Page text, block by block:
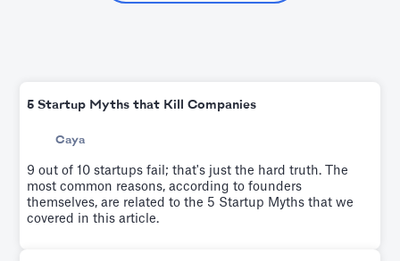
5 Startup Myths that Kill Companies
Caya
9 out of 10 startups fail; that's just the hard truth. The
most common reasons, according to founders
themselves, are related to the 5 Startup Myths that we
covered in this article.